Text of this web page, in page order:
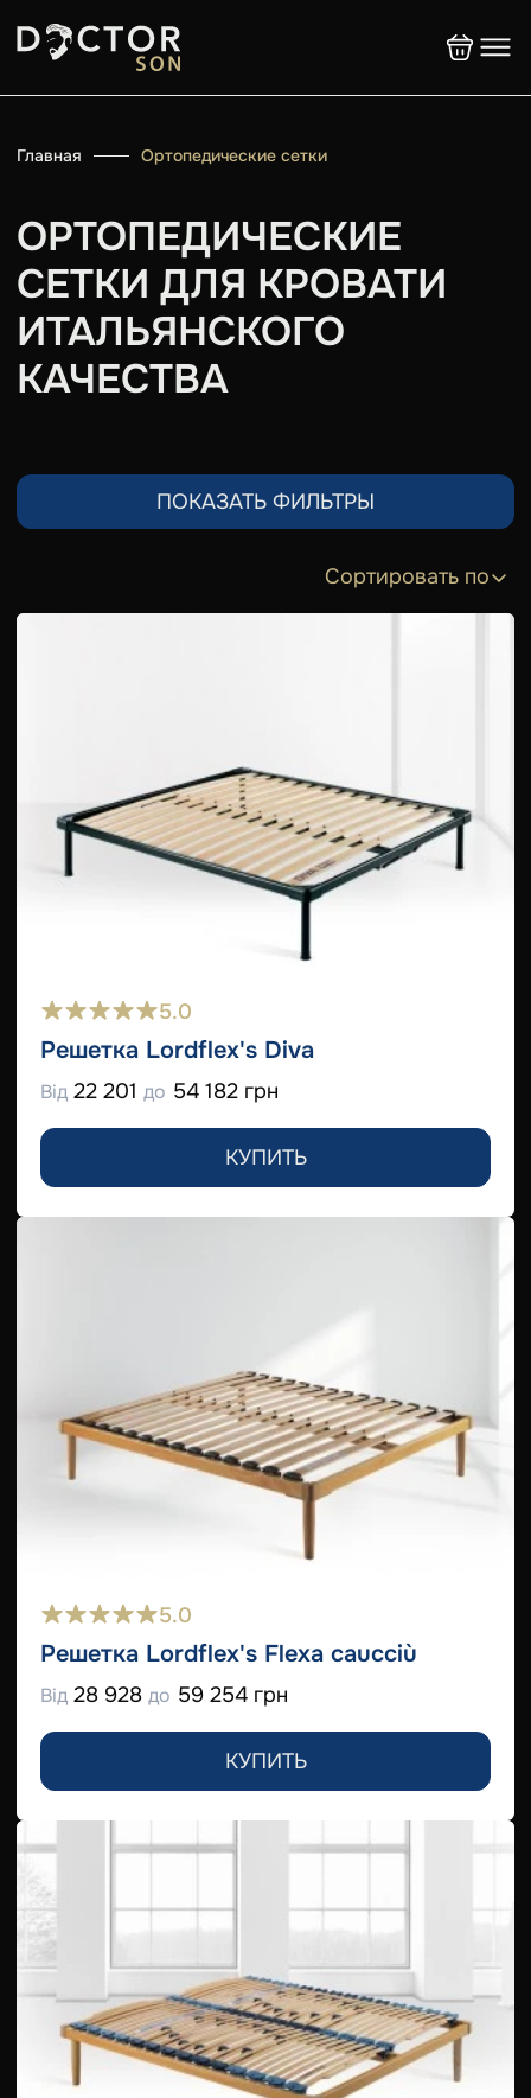
Главная Ортопедические сетки
ОРТОПЕДИЧЕСКИЕ
СЕТКИ ДЛЯ КРОВАТИ
ИТАЛЬЯНСКОГО
КАЧЕСТВА
ПОКАЗАТЬ ФИЛЬТРЫ
Сортировать по
5.0
Решетка Lordflex's Diva
Від 22 201 до 54 182 грн
КУПИТЬ
5.0
Решетка Lordflex's Flexa caucciù
Від 28 928 до 59 254 грн
КУПИТЬ